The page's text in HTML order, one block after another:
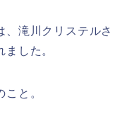
、滝川クリステルさ
した。
こと。